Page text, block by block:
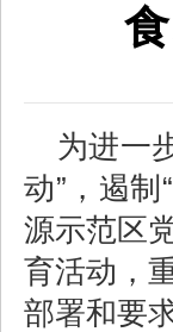
为进一
动”，遏
源示范区
育活动，
部署和要求